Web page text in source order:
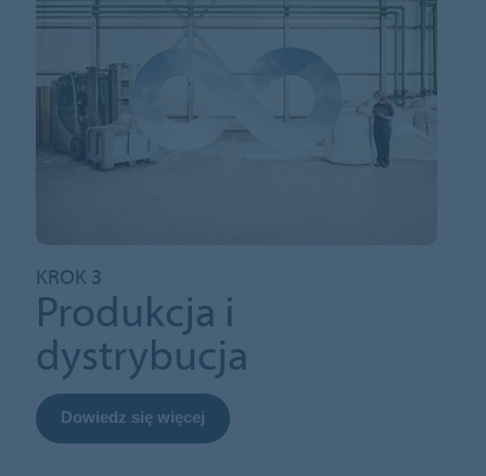
KROK 3
Produkcja i
dystrybucja
Dowiedz się więcej